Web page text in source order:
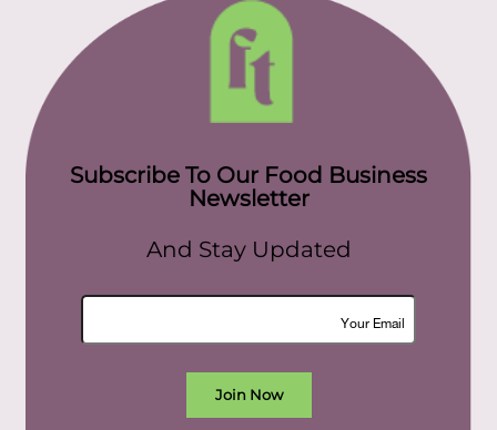
Subscribe To Our Food Business
Newsletter
And Stay Updated
Join Now